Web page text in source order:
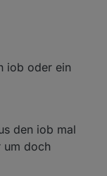
auch nicht
und es läuft
als zuvor.
Sekunden aber
mehrere Minuten
etwas träger.
iob oder ein
den iob mal
um doch